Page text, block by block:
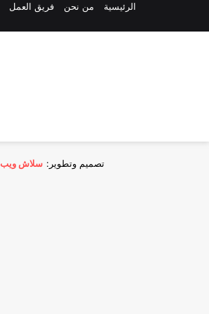
الرئيسية
من نحن فريق العمل
تصميم وتطوير: سلاش ويب